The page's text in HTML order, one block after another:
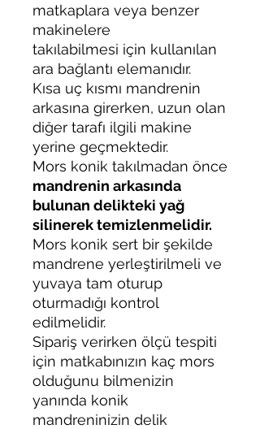
matkaplara veya benzer
makinelere
takılabilmesi için kullanılan
ara bağlantı elemanıdır.
Kısa uç kısmı mandrenin
arkasına girerken, uzun olan
diğer tarafı ilgili makine
yerine geçmektedir.
Mors konik takılmadan önce
mandrenin arkasında
bulunan delikteki yağ
silinerek temizlenmelidir.
Mors konik sert bir şekilde
mandrene yerleştirilmeli ve
yuvaya tam oturup
oturmadığı kontrol
edilmelidir.
Sipariş verirken ölçü tespiti
için matkabınızın kaç mors
olduğunu bilmenizin
yanında konik
mandreninizin delik